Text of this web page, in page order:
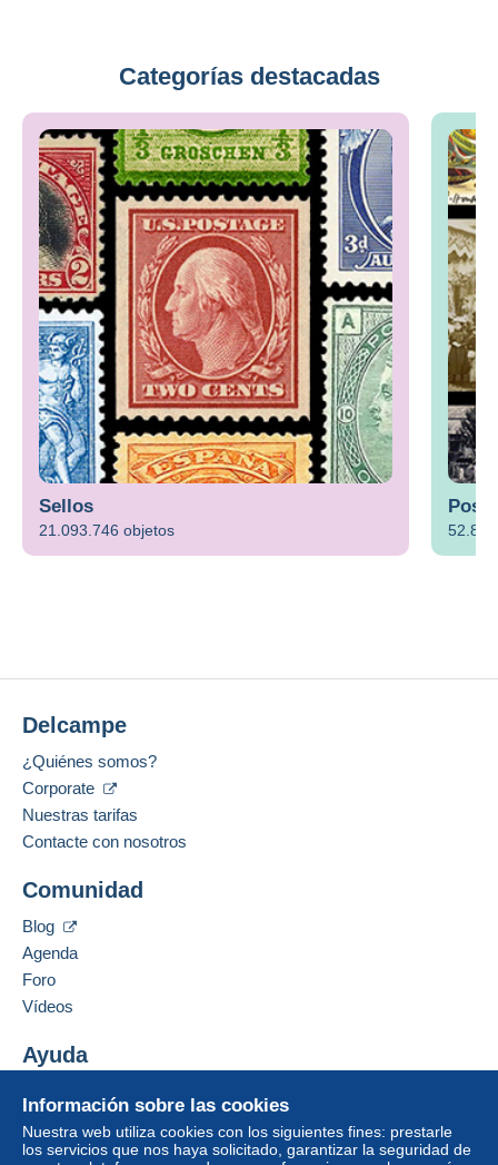
Categorías destacadas
Sellos
21.093.746 objetos
Información sobre las cookies
Nuestra web utiliza cookies con los siguientes fines: prestarle
los servicios que nos haya solicitado, garantizar la seguridad de
Delcampe
¿Quiénes somos?
Corporate
Nuestras tarifas
Contacte con nosotros
Comunidad
Blog
Agenda
Foro
Vídeos
Ayuda
Comprar en Delcampe
Vender en Delcampe